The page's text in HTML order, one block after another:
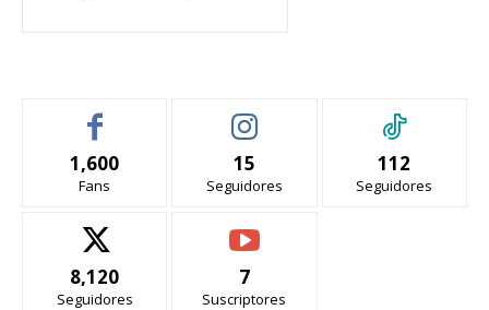
1,600
Fans
15
Seguidores
112
Seguidores
8,120
Seguidores
7
Suscriptores